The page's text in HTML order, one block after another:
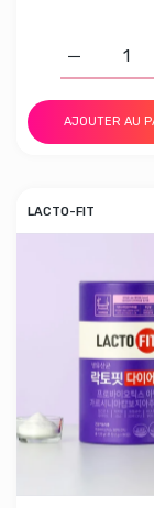
AJOUTER AU
LACTO-FIT